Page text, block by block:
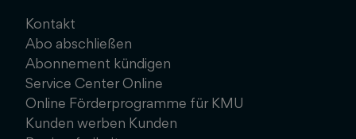
Kontakt
Abo abschließen
Abonnement kündigen
Service Center Online
Online Förderprogramme für KMU
Kunden werben Kunden